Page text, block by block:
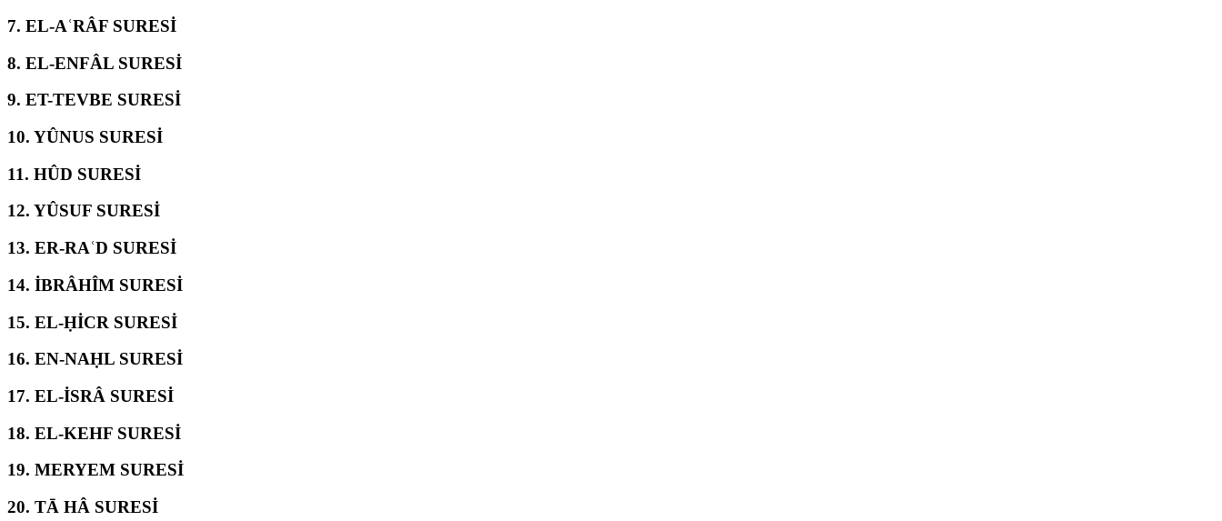
7. EL-AʿRÂF SURESİ
8. EL-ENFÂL SURESİ
9. ET-TEVBE SURESİ
10. YÛNUS SURESİ
11. HÛD SURESİ
12. YÛSUF SURESİ
13. ER-RAʿD SURESİ
14. İBRÂHÎM SURESİ
15. EL-ḤİCR SURESİ
16. EN-NAḤL SURESİ
17. EL-İSRÂ SURESİ
18. EL-KEHF SURESİ
19. MERYEM SURESİ
20. TĀ HÂ SURESİ